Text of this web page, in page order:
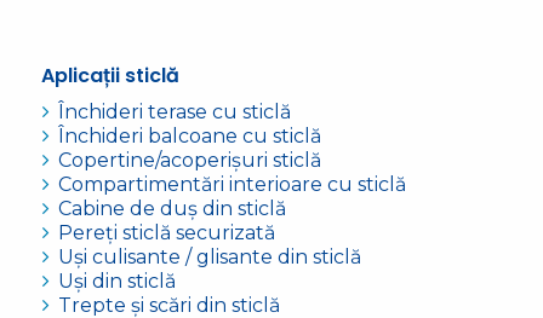
Aplicații sticlă
Închideri terase cu sticlă
Închideri balcoane cu sticlă
Copertine/acoperișuri sticlă
Compartimentări interioare cu sticlă
Cabine de duș din sticlă
Pereți sticlă securizată
Uși culisante / glisante din sticlă
Uși din sticlă
Trepte și scări din sticlă